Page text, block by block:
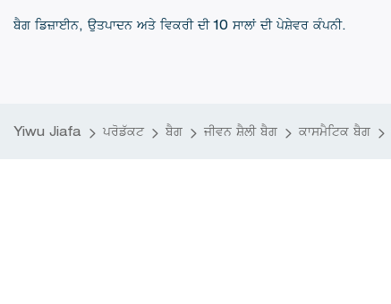
ਬੈਗ ਡਿਜ਼ਾਈਨ, ਉਤਪਾਦਨ ਅਤੇ ਵਿਕਰੀ ਦੀ 10 ਸਾਲਾਂ ਦੀ ਪੇਸ਼ੇਵਰ ਕੰਪਨੀ.
Yiwu Jiafa ਪਰੋਡੱਕਟ ਬੈਗ ਜੀਵਨ ਸ਼ੈਲੀ ਬੈਗ ਕਾਸਮੈਟਿਕ ਬੈਗ